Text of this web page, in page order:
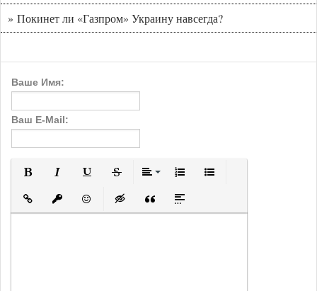
» Покинет ли «Газпром» Украину навсегда?
Ваше Имя:
Ваш E-Mail:
Вставить ссылку
Вставить защищенную ссылку
Вставить смайлик
Вставка скрытого текста
Вставка цитаты
Вставка спойлера